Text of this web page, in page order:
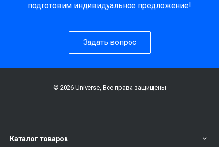
подготовим индивидуальное предложение!
Задать вопрос
© 2026 Universe, Все права защищены
Каталог товаров